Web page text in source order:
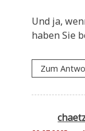
Und ja,
haben Sie
Zum